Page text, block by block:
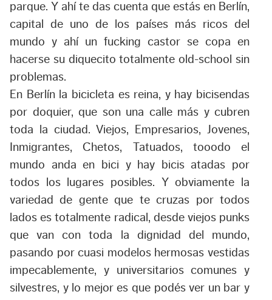
parque. Y ahí te das cuenta que estás en Berlín,
capital de uno de los países más ricos del
mundo y ahí un fucking castor se copa en
hacerse su diquecito totalmente old-school sin
problemas.
En Berlín la bicicleta es reina, y hay bicisendas
por doquier, que son una calle más y cubren
toda la ciudad. Viejos, Empresarios, Jovenes,
Inmigrantes, Chetos, Tatuados, tooodo el
mundo anda en bici y hay bicis atadas por
todos los lugares posibles. Y obviamente la
variedad de gente que te cruzas por todos
lados es totalmente radical, desde viejos punks
que van con toda la dignidad del mundo,
pasando por cuasi modelos hermosas vestidas
impecablemente, y universitarios comunes y
silvestres, y lo mejor es que podés ver un bar y